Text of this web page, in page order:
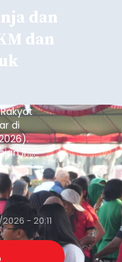
dan
dan
di
Ir.
tersebut
nilai
- 20:11